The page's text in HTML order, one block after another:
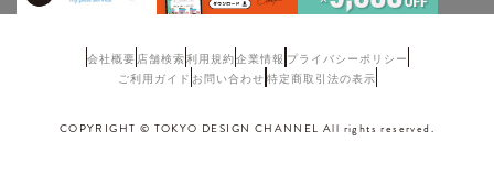
会社概要 店舗検索利用規約企業情報 プライバシーポリシー
ご利用ガイド お問い合わせ 特定商取引法の表示
COPYRIGHT © TOKYO DESIGN CHANNEL All rights reserved.